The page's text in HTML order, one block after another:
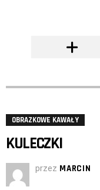
OBRAZKOWE KAWAŁY
KULECZKI
przez MARCIN